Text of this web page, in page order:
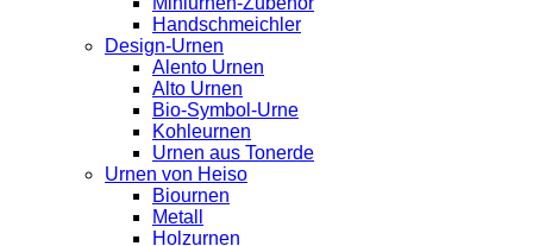
Handschmeichler
Design-Urnen
Alento Urnen
Alto Urnen
Bio-Symbol-Urne
Kohleurnen
Urnen aus Tonerde
Urnen von Heiso
Biournen
Metall
Holzurnen